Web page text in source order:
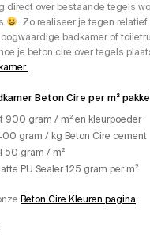
direct over bestaande tegels
. Zo realiseer je tegen
badkamer of
je beton cire over tegels
Beton Cire per m²
900 gram / m² en kleurpoeder
gram / kg Beton Cire cement
50 gram / m²
PU Sealer 125 gram per m²
Beton Cire Kleuren pagina.